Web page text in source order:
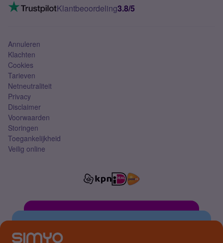
Mobiel abonnement
VoLTE 4G bellenKlantbeoordeling3.8/5
Annuleren
Klachten
Cookies
Tarieven
Netneutraliteit
Privacy
Disclaimer
Voorwaarden
Storingen
Toegankelijkheid
Veilig online